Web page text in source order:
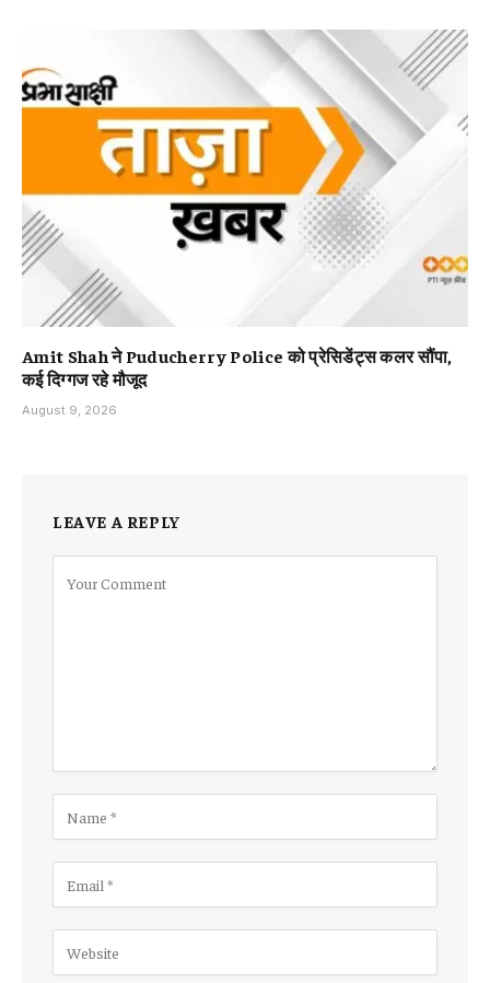
Amit Shah ने Puducherry Police को प्रेसिडेंट्स कलर सौंपा,
कई दिग्गज रहे मौजूद
August 9, 2026
LEAVE A REPLY